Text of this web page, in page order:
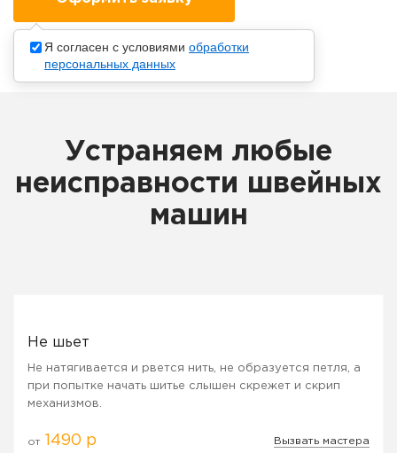
Устраняем любые
неисправности швейных
машин
Не шьет
Не натягивается и рвется нить, не образуется петля, а
при попытке начать шитье слышен скрежет и скрип
механизмов.
от 1490 р Вызвать мастера
Я согласен с условиями обработки
персональных данных